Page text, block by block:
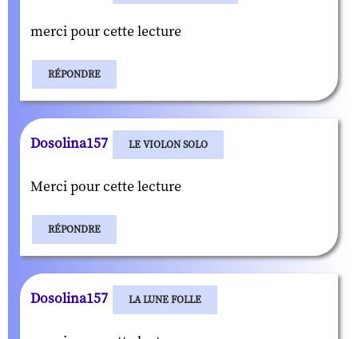
merci pour cette lecture
RÉPONDRE
Dosolina157 LE VIOLON SOLO
Merci pour cette lecture
RÉPONDRE
Dosolina157 LA LUNE FOLLE